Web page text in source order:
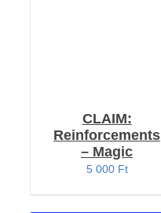
CLAIM:
Reinforcements
– Magic
5 000 Ft